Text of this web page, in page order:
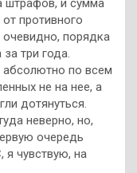
штрафов, и сумма
противного
очевидно, порядка
три года.
по всем
не на нее, а
дотянуться.
неверно, но,
очередь
чувствую, на